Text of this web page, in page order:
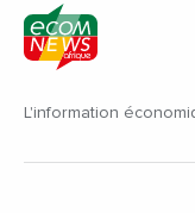
L'information